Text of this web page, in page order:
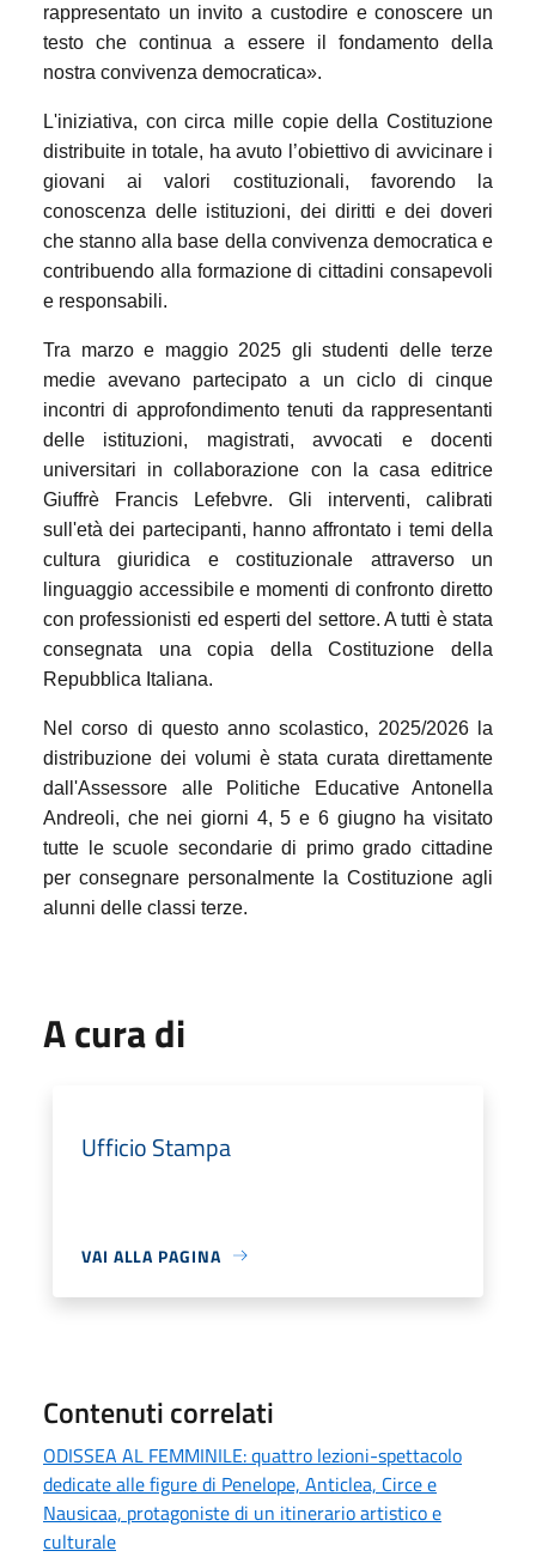
rappresentato un invito a custodire e conoscere un
testo che continua a essere il fondamento della
nostra convivenza democratica».
L'iniziativa, con circa mille copie della Costituzione
distribuite in totale, ha avuto l’obiettivo di avvicinare i
giovani ai valori costituzionali, favorendo la
conoscenza delle istituzioni, dei diritti e dei doveri
che stanno alla base della convivenza democratica e
contribuendo alla formazione di cittadini consapevoli
e responsabili.
Tra marzo e maggio 2025 gli studenti delle terze
medie avevano partecipato a un ciclo di cinque
incontri di approfondimento tenuti da rappresentanti
delle istituzioni, magistrati, avvocati e docenti
universitari in collaborazione con la casa editrice
Giuffrè Francis Lefebvre. Gli interventi, calibrati
sull'età dei partecipanti, hanno affrontato i temi della
cultura giuridica e costituzionale attraverso un
linguaggio accessibile e momenti di confronto diretto
con professionisti ed esperti del settore. A tutti è stata
consegnata una copia della Costituzione della
Repubblica Italiana.
Nel corso di questo anno scolastico, 2025/2026 la
distribuzione dei volumi è stata curata direttamente
dall'Assessore alle Politiche Educative Antonella
Andreoli, che nei giorni 4, 5 e 6 giugno ha visitato
tutte le scuole secondarie di primo grado cittadine
per consegnare personalmente la Costituzione agli
alunni delle classi terze.
A cura di
Ufficio Stampa
VAI ALLA PAGINA
Contenuti correlati
ODISSEA AL FEMMINILE: quattro lezioni-spettacolo
dedicate alle figure di Penelope, Anticlea, Circe e
Nausicaa, protagoniste di un itinerario artistico e
culturale